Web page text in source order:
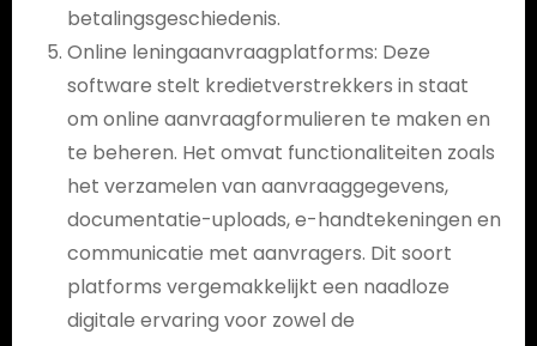
betalingsgeschiedenis.
Online leningaanvraagplatforms: Deze
software stelt kredietverstrekkers in staat
om online aanvraagformulieren te maken en
te beheren. Het omvat functionaliteiten zoals
het verzamelen van aanvraaggegevens,
documentatie-uploads, e-handtekeningen en
communicatie met aanvragers. Dit soort
platforms vergemakkelijkt een naadloze
digitale ervaring voor zowel de